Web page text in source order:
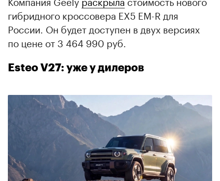
гибридного кроссовера EX5 EM-R для
России. Он будет доступен в двух версиях
по цене от 3 464 990 руб.
Esteo V27: уже у дилеров